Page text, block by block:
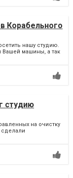
Корабельного
нашу студию.
Вашей машины, а так
студию
на очистку
сделали